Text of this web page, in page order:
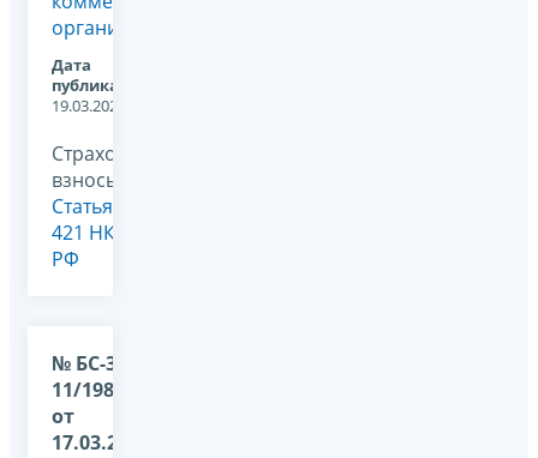
организации
Дата
публикации:
19.03.2026
Страховые
взносы,
Статья
421 НК
РФ
№ БС-36-
11/1984@
от
17.03.2026